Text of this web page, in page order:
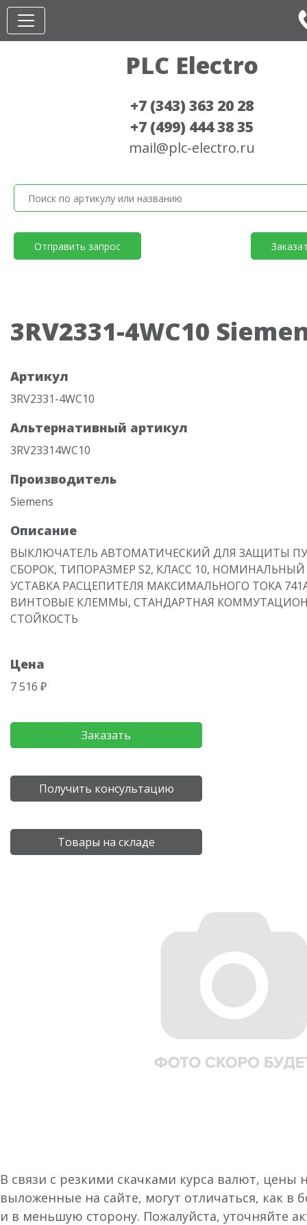
PLC Electro
+7 (343) 363 20 28
+7 (499) 444 38 35
mail@plc-electro.ru
Отправить запрос
3RV2331-4WC10
Артикул
3RV2331-4WC10
Альтернативный артикул
3RV23314WC10
Производитель
Siemens
Описание
ВЫКЛЮЧАТЕЛЬ АВТОМАТИЧЕСКИЙ ДЛЯ ЗАЩИТЫ
СБОРОК, ТИПОРАЗМЕР S2, КЛАСС 10, НОМИНАЛЬНЫЙ
УСТАВКА РАСЦЕПИТЕЛЯ МАКСИМАЛЬНОГО ТОКА
ВИНТОВЫЕ КЛЕММЫ, СТАНДАРТНАЯ
СТОЙКОСТЬ
Цена
7 516 ₽
Заказать
Получить консультацию
Товары на складе
В связи с резкими скачками курса валют, цены
выложенные на сайте, могут отличаться, как в
и в меньшую сторону. Пожалуйста, уточняйте